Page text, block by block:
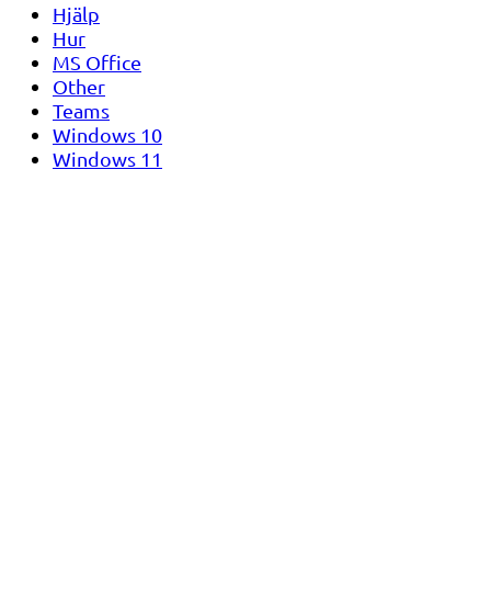
Hjälp
Hur
MS Office
Other
Teams
Windows 10
Windows 11